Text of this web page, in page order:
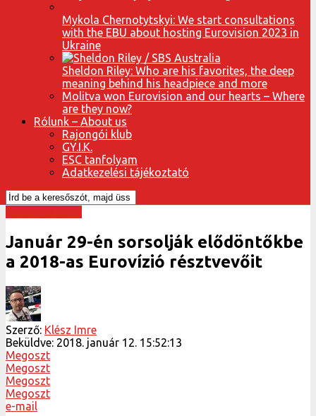
Mykola Chernotytskyi: We start consultations
with the EBU about hosting Eurovision 2023 in
Ukraine
Sheldon Riley: Who are his favorites, the deep
meaning behind his headpiece and more
Molitva won Eurovision and our hearts – Where
are they now?
Rólunk – About us
Rajongói klub
GY.I.K.
ESC tanfolyam
Adatkezelési tájékoztató
Január 29-én sorsolják elődöntőkbe
a 2018-as Eurovízió résztvevőit
Szerző: Klész Imre
Beküldve: 2018. január 12. 15:52:13
Megoszt
Megoszt
Megoszt
Megoszt
e-mail